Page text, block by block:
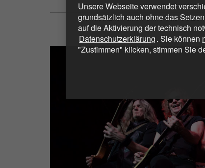
Unsere Webseite verwendet
grundsätzlich auch ohne das
auf die Aktivierung der technisch
Datenschutzerklärung. Sie können
"Zustimmen" klicken, stimmen Sie